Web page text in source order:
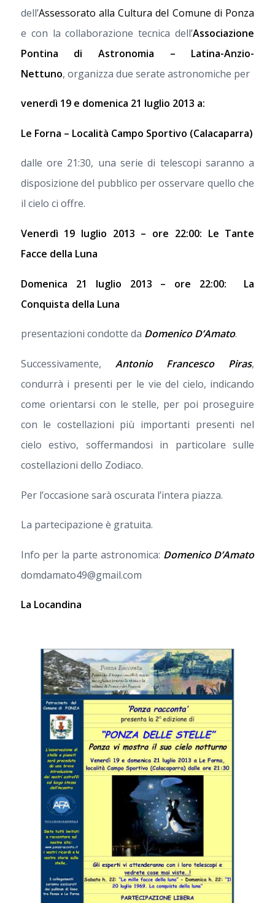
dell’Assessorato alla Cultura del Comune di Ponza
e con la collaborazione tecnica dell’Associazione
Pontina di Astronomia – Latina-Anzio-
Nettuno, organizza due serate astronomiche per
venerdì 19 e domenica 21 luglio 2013 a:
Le Forna – Località Campo Sportivo (Calacaparra)
dalle ore 21:30, una serie di telescopi saranno a
disposizione del pubblico per osservare quello che
il cielo ci offre.
Venerdì 19 luglio 2013 – ore 22:00: Le Tante
Facce della Luna
Domenica 21 luglio 2013 – ore 22:00: La
Conquista della Luna
presentazioni condotte da Domenico D’Amato.
Successivamente, Antonio Francesco Piras,
condurrà i presenti per le vie del cielo, indicando
come orientarsi con le stelle, per poi proseguire
con le costellazioni più importanti presenti nel
cielo estivo, soffermandosi in particolare sulle
costellazioni dello Zodiaco.
Per l’occasione sarà oscurata l’intera piazza.
La partecipazione è gratuita.
Info per la parte astronomica: Domenico D’Amato
domdamato49@gmail.com
La Locandina